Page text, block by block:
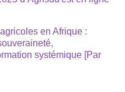
en Afrique :
systémique [Par